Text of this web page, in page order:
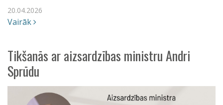
20.04.2026
Vairāk
Tikšanās ar aizsardzības ministru Andri
Sprūdu